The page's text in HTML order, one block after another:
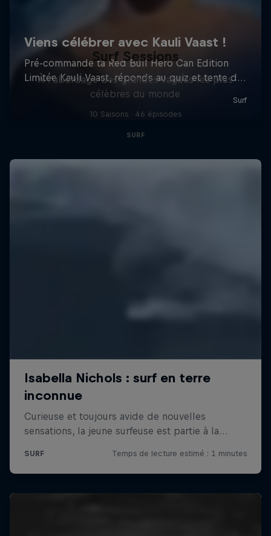
Surf Sessions
À l’abordage des grandes vagues les plus
célèbres du monde
10 Saisons · 46 épisodes
SURF